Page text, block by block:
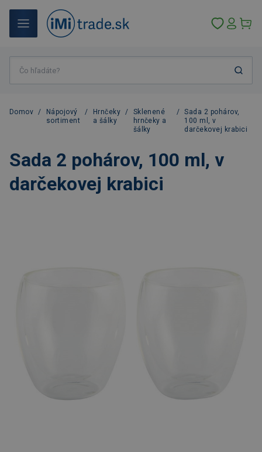
Domov /
Nápojový
sortiment
/
Hrnčeky
a šálky
/
Sklenené
hrnčeky a
šálky
/ Sada 2 pohárov,
100 ml, v
darčekovej krabici
Sada 2 pohárov, 100 ml, v
darčekovej krabici